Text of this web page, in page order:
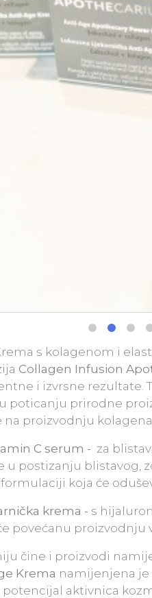
s kolagenom i
Collagen Infusion
i izvrsne rezultate.
poticanju prirodne
proizvodnju kolagena.
C serum - za
u postizanju blistavog,
formulaciji koja će
krema - s
povećanu proizvodnju
čine i proizvodi
Krema namijenjena je
aktivnica